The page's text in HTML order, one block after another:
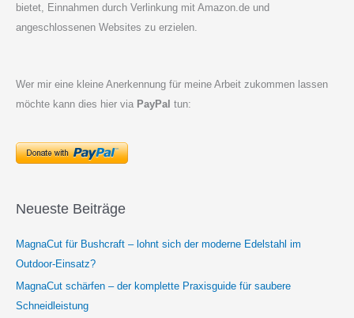
bietet, Einnahmen durch Verlinkung mit Amazon.de und
angeschlossenen Websites zu erzielen.
Wer mir eine kleine Anerkennung für meine Arbeit zukommen lassen
möchte kann dies hier via PayPal tun:
Neueste Beiträge
MagnaCut für Bushcraft – lohnt sich der moderne Edelstahl im
Outdoor-Einsatz?
MagnaCut schärfen – der komplette Praxisguide für saubere
Schneidleistung